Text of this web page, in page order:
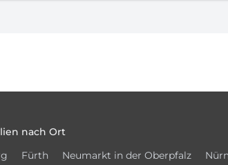
nach Ort
Fürth Neumarkt in der Oberpfalz